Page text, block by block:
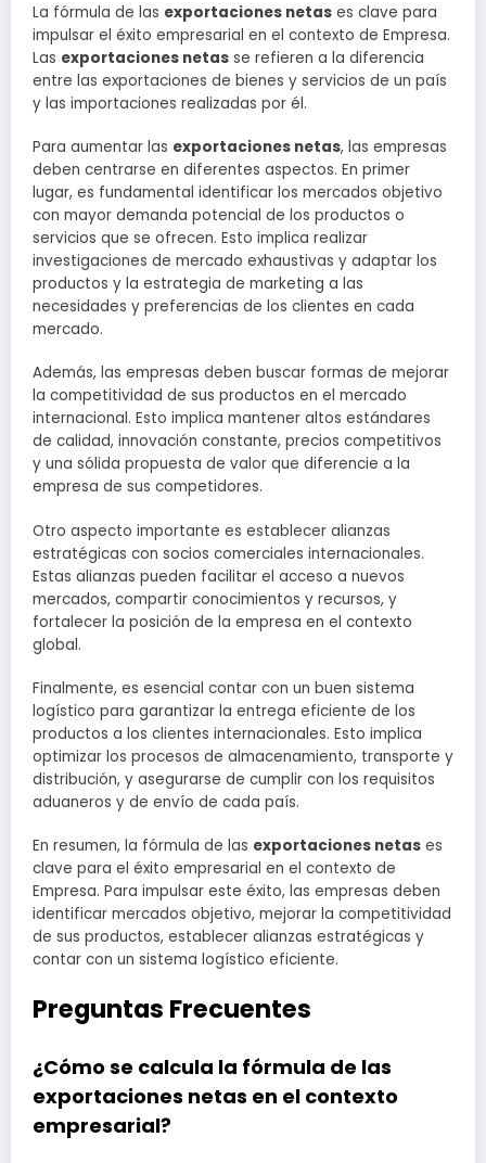
La fórmula de las exportaciones netas es clave para
impulsar el éxito empresarial en el contexto de Empresa.
Las exportaciones netas se refieren a la diferencia
entre las exportaciones de bienes y servicios de un país
y las importaciones realizadas por él.
Para aumentar las exportaciones netas, las empresas
deben centrarse en diferentes aspectos. En primer
lugar, es fundamental identificar los mercados objetivo
con mayor demanda potencial de los productos o
servicios que se ofrecen. Esto implica realizar
investigaciones de mercado exhaustivas y adaptar los
productos y la estrategia de marketing a las
necesidades y preferencias de los clientes en cada
mercado.
Además, las empresas deben buscar formas de mejorar
la competitividad de sus productos en el mercado
internacional. Esto implica mantener altos estándares
de calidad, innovación constante, precios competitivos
y una sólida propuesta de valor que diferencie a la
empresa de sus competidores.
Otro aspecto importante es establecer alianzas
estratégicas con socios comerciales internacionales.
Estas alianzas pueden facilitar el acceso a nuevos
mercados, compartir conocimientos y recursos, y
fortalecer la posición de la empresa en el contexto
global.
Finalmente, es esencial contar con un buen sistema
logístico para garantizar la entrega eficiente de los
productos a los clientes internacionales. Esto implica
optimizar los procesos de almacenamiento, transporte y
distribución, y asegurarse de cumplir con los requisitos
aduaneros y de envío de cada país.
En resumen, la fórmula de las exportaciones netas es
clave para el éxito empresarial en el contexto de
Empresa. Para impulsar este éxito, las empresas deben
identificar mercados objetivo, mejorar la competitividad
de sus productos, establecer alianzas estratégicas y
contar con un sistema logístico eficiente.
Preguntas Frecuentes
¿Cómo se calcula la fórmula de las
exportaciones netas en el contexto
empresarial?